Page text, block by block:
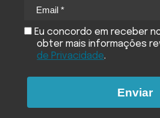
Eu concordo em receber
obter mais informações
de Privacidade.
Enviar